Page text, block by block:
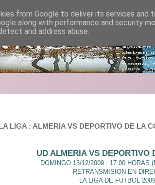
LIGA : ALMERIA VS DEPORTIVO DE LA
UD ALMERIA VS DEPORTIVO
DOMINGO 13/12/2009 : 17:00 HORAS
RETRANSMISION EN
LA LIGA DE FUTBOL
from Google to deliver its services and
along with performance and security
and address abuse.